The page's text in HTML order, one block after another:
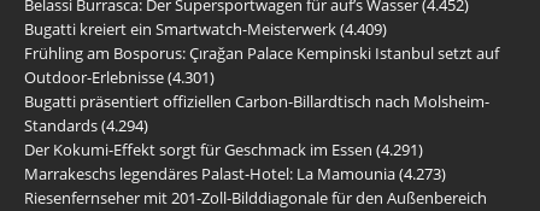
Belassi Burrasca: Der Supersportwagen für auf’s Wasser(4.452)
Bugatti kreiert ein Smartwatch-Meisterwerk(4.409)
Frühling am Bosporus: Çırağan Palace Kempinski Istanbul setzt auf
Outdoor-Erlebnisse(4.301)
Bugatti präsentiert offiziellen Carbon-Billardtisch nach Molsheim-
Standards(4.294)
Der Kokumi-Effekt sorgt für Geschmack im Essen (4.291)
Marrakeschs legendäres Palast-Hotel: La Mamounia(4.273)
Riesenfernseher mit 201-Zoll-Bilddiagonale für den Außenbereich